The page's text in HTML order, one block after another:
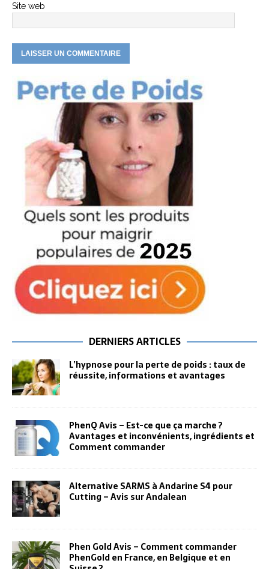
Site web
DERNIERS ARTICLES
L’hypnose pour la perte de poids : taux de
réussite, informations et avantages
PhenQ Avis – Est-ce que ça marche ?
Avantages et inconvénients, ingrédients et
Comment commander
Alternative SARMS à Andarine S4 pour
Cutting – Avis sur Andalean
Phen Gold Avis – Comment commander
PhenGold en France, en Belgique et en